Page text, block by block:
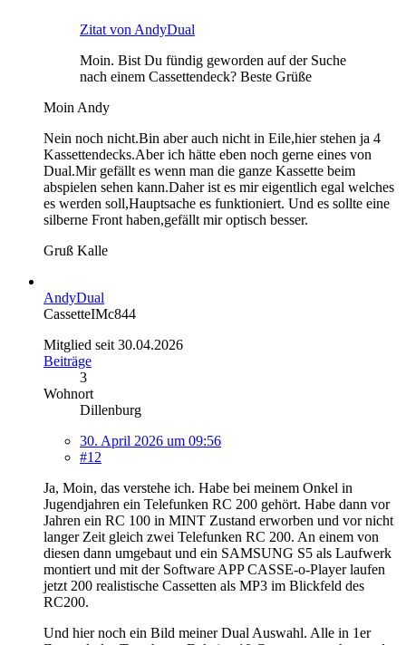
Zitat von AndyDual
Moin. Bist Du fündig geworden auf der Suche
nach einem Cassettendeck? Beste Grüße
Moin Andy
Nein noch nicht.Bin aber auch nicht in Eile,hier stehen ja 4
Kassettendecks.Aber ich hätte eben noch gerne eines von
Dual.Mir gefällt es wenn man die ganze Kassette beim
abspielen sehen kann.Daher ist es mir eigentlich egal welches
es werden soll,Hauptsache es funktioniert. Und es sollte eine
silberne Front haben,gefällt mir optisch besser.
Gruß Kalle
AndyDual
CassetteIMc844
Mitglied seit 30.04.2026
Beiträge
3
Wohnort
Dillenburg
30. April 2026 um 09:56
#12
Ja, Moin, das verstehe ich. Habe bei meinem Onkel in
Jugendjahren ein Telefunken RC 200 gehört. Habe dann vor
Jahren ein RC 100 in MINT Zustand erworben und vor nicht
langer Zeit gleich zwei Telefunken RC 200. An einem von
diesen dann umgebaut und ein SAMSUNG S5 als Laufwerk
montiert und mit der Software APP CASSE-o-Player laufen
jetzt 200 realistische Cassetten als MP3 im Blickfeld des
RC200.
Und hier noch ein Bild meiner Dual Auswahl. Alle in 1er